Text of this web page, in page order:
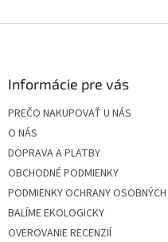
Informácie pre vás
PREČO NAKUPOVAŤ U NÁS
O NÁS
DOPRAVA A PLATBY
OBCHODNÉ PODMIENKY
PODMIENKY OCHRANY
BALÍME EKOLOGICKY
OVEROVANIE RECENZIÍ